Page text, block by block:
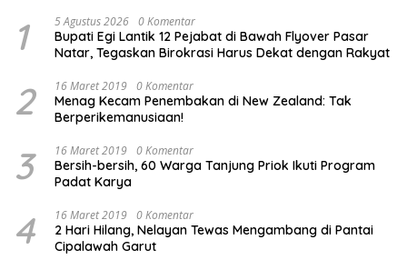
1 5 Agustus 2026 0 Komentar
Bupati Egi Lantik 12 Pejabat di Bawah Flyover Pasar
Natar, Tegaskan Birokrasi Harus Dekat dengan Rakyat
2 16 Maret 2019 0 Komentar
Menag Kecam Penembakan di New Zealand: Tak
Berperikemanusiaan!
3 16 Maret 2019 0 Komentar
Bersih-bersih, 60 Warga Tanjung Priok Ikuti Program
Padat Karya
4 16 Maret 2019 0 Komentar
2 Hari Hilang, Nelayan Tewas Mengambang di Pantai
Cipalawah Garut